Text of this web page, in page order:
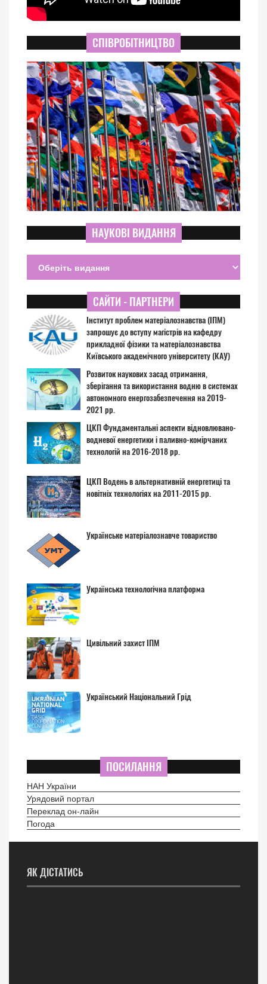
СПІВРОБІТНИЦТВО
НАУКОВІ ВИДАННЯ
САЙТИ - ПАРТНЕРИ
Інститут проблем матеріалознавства (ІПМ)
запрошує до вступу магістрів на кафедру
прикладної фізики та матеріалознавства
Київського академічного університету (КАУ)
Розвиток наукових засад отримання,
зберігання та використання водню в системах
автономного енергозабезпечення на 2019-
2021 рр.
ЦКП Фундаментальні аспекти відновлювано-
водневої енергетики і паливно-комірчаних
технологій на 2016-2018 рр.
ЦКП Водень в альтернативній енергетиці та
новітніх технологіях на 2011-2015 рр.
Українське матеріалознавче товариство
Українська технологічна платформа
Цивільний захист ІПМ
Український Національний Грід
ПОСИЛАННЯ
НАН України
Урядовий портал
Переклад он-лайн
Погода
ЯК ДІСТАТИСЬ